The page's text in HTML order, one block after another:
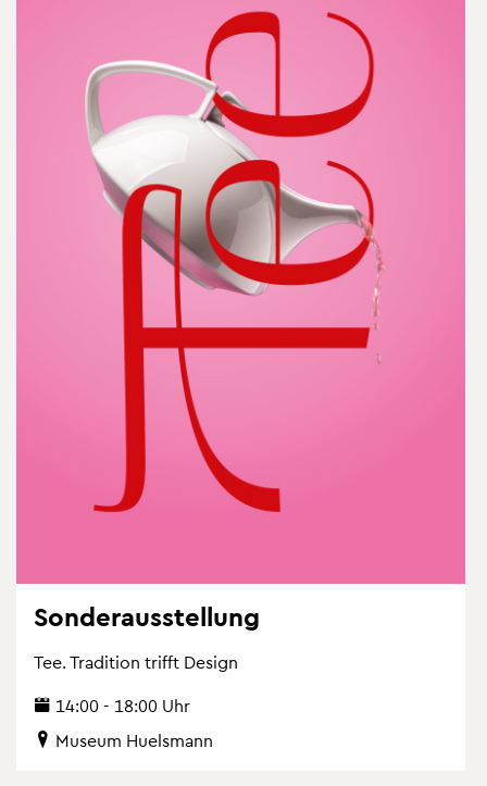
Son­der­aus­stel­lung
Tee. Tra­di­ti­on trifft De­sign
14:00 - 18:00 Uhr
Mu­se­um Hu­els­mann